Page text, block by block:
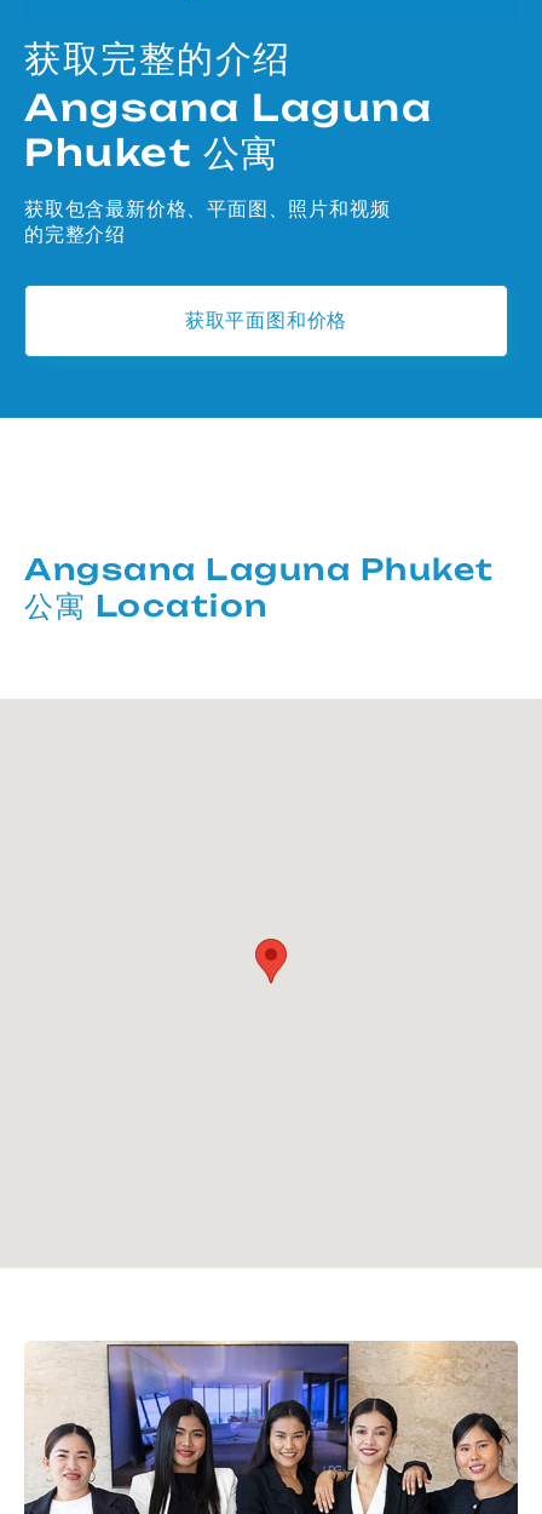
获取完整的介绍
Angsana Laguna
Phuket 公寓
获取包含最新价格、平面图、照片和视频
的完整介绍
获取平面图和价格
Angsana Laguna Phuket
公寓 Location